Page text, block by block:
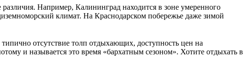
Например, Калининград находится в зоне умеренного
климат. На Краснодарском побережье даже зимой
отсутствие толп отдыхающих, доступность цен на
и называется это время «бархатным сезоном». Хотите отдыхать в